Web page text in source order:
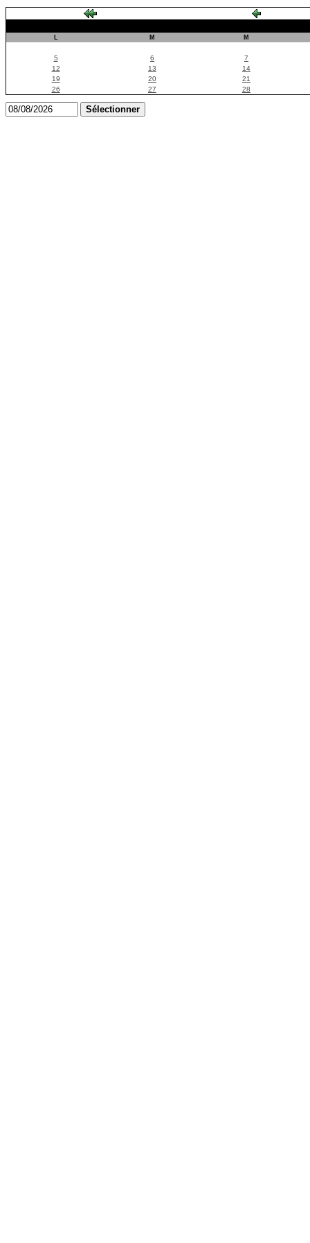
L M M
5 6
7
12
13
14
19
20
21
26
27 28